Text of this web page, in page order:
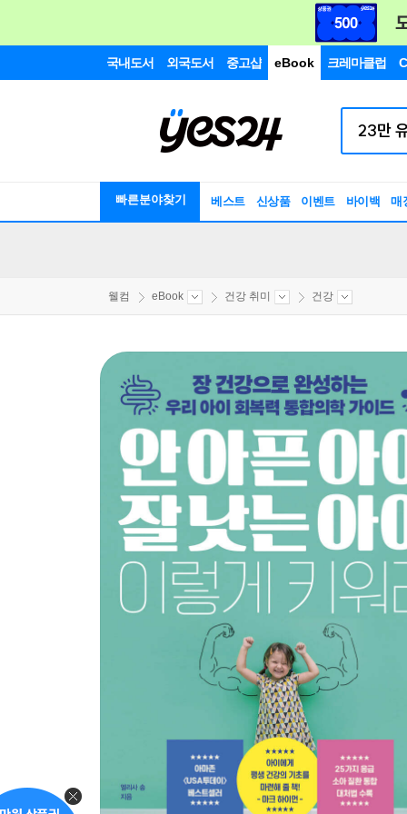
국내도서 외국도서 중고샵 eBook 크레마클럽
빠른분야찾기 베스트 신상품 이벤트 바이백 매
웰컴 eBook 건강 취미 건강